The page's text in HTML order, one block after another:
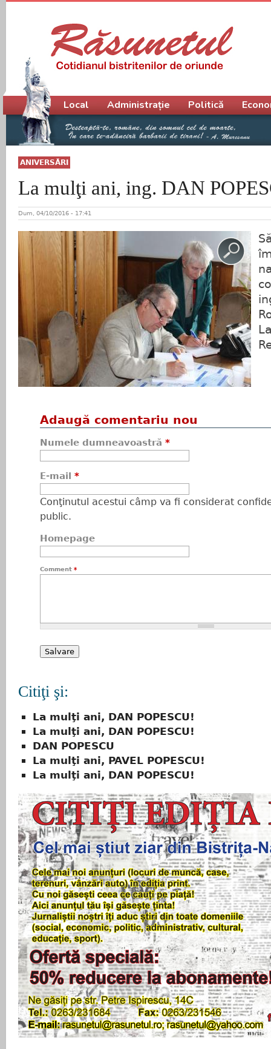
ANIVERSĂRI
La mulţi ani, ing. DAN
Dum, 04/10/2016 - 17:41
Adaugă comentariu nou
Numele dumneavoastră *
E-mail *
Conţinutul acestui câmp va fi considerat
public.
Homepage
Comment *
Citiţi şi:
La mulţi ani, DAN POPESCU!
La mulţi ani, DAN POPESCU!
DAN POPESCU
La mulţi ani, PAVEL POPESCU!
La mulţi ani, DAN POPESCU!
Meniu principal
Local Administrație Politică